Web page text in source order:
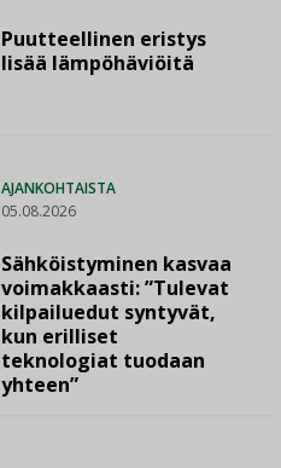
Puutteellinen eristys
lisää lämpöhäviöitä
AJANKOHTAISTA
05.08.2026
Sähköistyminen kasvaa
voimakkaasti: ”Tulevat
kilpailuedut syntyvät,
kun erilliset
teknologiat tuodaan
yhteen”